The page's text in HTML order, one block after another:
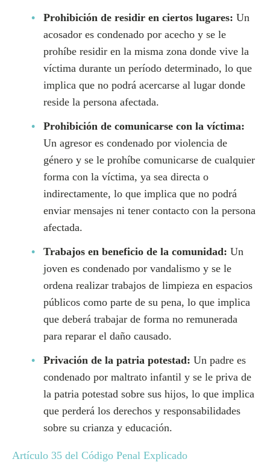
Prohibición de residir en ciertos lugares: Un
acosador es condenado por acecho y se le
prohíbe residir en la misma zona donde vive la
víctima durante un período determinado, lo que
implica que no podrá acercarse al lugar donde
reside la persona afectada.
Prohibición de comunicarse con la víctima:
Un agresor es condenado por violencia de
género y se le prohíbe comunicarse de cualquier
forma con la víctima, ya sea directa o
indirectamente, lo que implica que no podrá
enviar mensajes ni tener contacto con la persona
afectada.
Trabajos en beneficio de la comunidad: Un
joven es condenado por vandalismo y se le
ordena realizar trabajos de limpieza en espacios
públicos como parte de su pena, lo que implica
que deberá trabajar de forma no remunerada
para reparar el daño causado.
Privación de la patria potestad: Un padre es
condenado por maltrato infantil y se le priva de
la patria potestad sobre sus hijos, lo que implica
que perderá los derechos y responsabilidades
sobre su crianza y educación.
Artículo 35 del Código Penal Explicado